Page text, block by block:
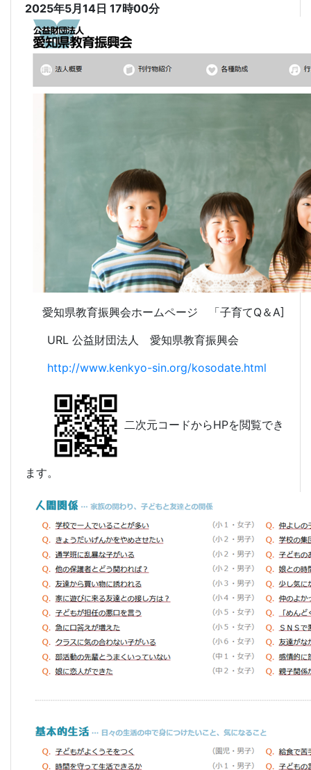
2025年5月14日 17時00分
愛知県教育振興会ホームページ 「子育てQ＆A]
URL 公益財団法人 愛知県教育振興会
http://www.kenkyo-sin.org/kosodate.html
二次元コードからHPを閲覧でき
ます。